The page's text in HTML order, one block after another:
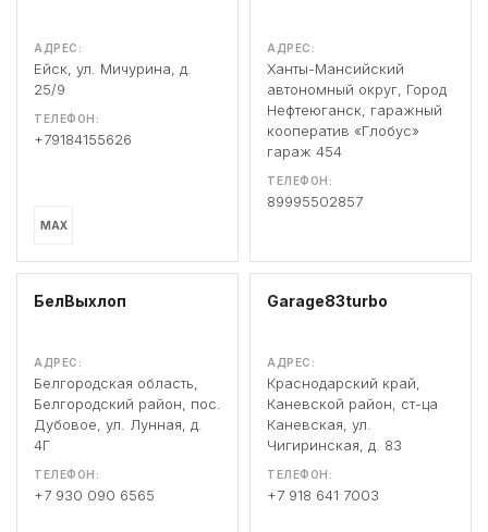
АДРЕС:
Ейск, ул. Мичурина, д.
25/9
ТЕЛЕФОН:
+79184155626
MAX
АДРЕС:
Ханты-Мансийский
автономный округ, Город
Нефтеюганск, гаражный
кооператив «Глобус»
гараж 454
ТЕЛЕФОН:
89995502857
БелВыхлоп
АДРЕС:
Белгородская область,
Белгородский район, пос.
Дубовое, ул. Лунная, д.
4Г
ТЕЛЕФОН:
+7 930 090 6565
Garage83turbo
АДРЕС:
Краснодарский край,
Каневской район, ст-ца
Каневская, ул.
Чигиринская, д. 83
ТЕЛЕФОН:
+7 918 641 7003